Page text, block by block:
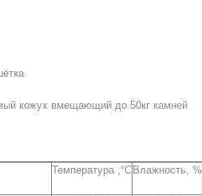
кожух вмещающий до 50кг камней
Температура ,°С Влажность, %